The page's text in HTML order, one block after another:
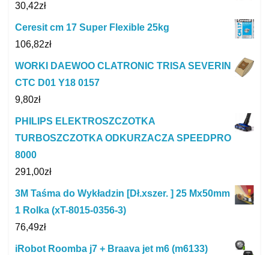
30,42zł
Ceresit cm 17 Super Flexible 25kg
106,82zł
WORKI DAEWOO CLATRONIC TRISA SEVERIN
CTC D01 Y18 0157
9,80zł
PHILIPS ELEKTROSZCZOTKA
TURBOSZCZOTKA ODKURZACZA SPEEDPRO
8000
291,00zł
3M Taśma do Wykładzin [Dł.xszer. ] 25 Mx50mm
1 Rolka (xT-8015-0356-3)
76,49zł
iRobot Roomba j7 + Braava jet m6 (m6133)